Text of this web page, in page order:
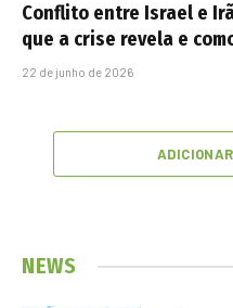
Conflito entre Israel e
que a crise revela e
22 de junho de 2026
NEWS